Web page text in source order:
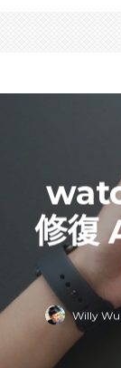
修復
Willy Wu